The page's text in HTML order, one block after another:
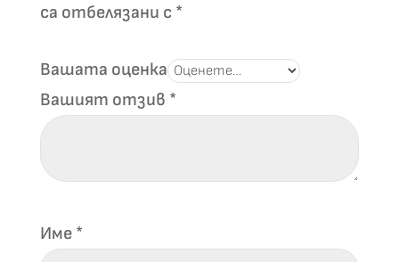
са отбелязани с *
Вашата оценка
Вашият отзив *
Име *